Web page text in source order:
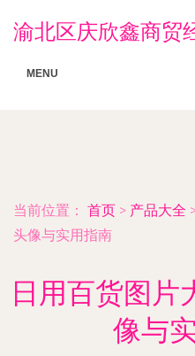
渝北区庆欣鑫商贸
MENU
当前位置： 首页 > 产品大全
头像与实用指南
日用百货图片
像与